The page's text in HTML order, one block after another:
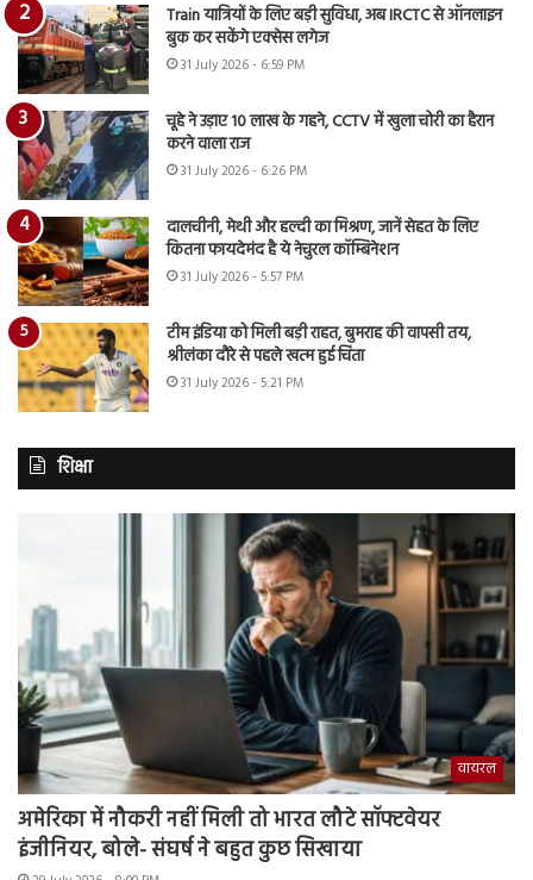
Train यात्रियों के लिए बड़ी सुविधा, अब IRCTC से ऑनलाइन
बुक कर सकेंगे एक्सेस लगेज
31 July 2026 - 6:59 PM
चूहे ने उड़ाए 10 लाख के गहने, CCTV में खुला चोरी का हैरान
करने वाला राज
31 July 2026 - 6:26 PM
दालचीनी, मेथी और हल्दी का मिश्रण, जानें सेहत के लिए
कितना फायदेमंद है ये नेचुरल कॉम्बिनेशन
31 July 2026 - 5:57 PM
टीम इंडिया को मिली बड़ी राहत, बुमराह की वापसी तय,
श्रीलंका दौरे से पहले खत्म हुई चिंता
31 July 2026 - 5:21 PM
शिक्षा
वायरल
अमेरिका में नौकरी नहीं मिली तो भारत लौटे सॉफ्टवेयर
इंजीनियर, बोले- संघर्ष ने बहुत कुछ सिखाया